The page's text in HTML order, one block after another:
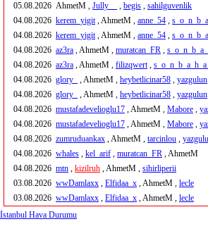
05.08.2026 AhmetM , Jully__ , begis , sahilguvenlik
04.08.2026 kerem_yigit, AhmetM , anne_54 ,
04.08.2026 kerem_yigit, AhmetM , anne_54 ,
04.08.2026 az3ra , AhmetM , muratcan_FR ,
04.08.2026 az3ra , AhmetM , filizqwert,
04.08.2026 glory_ , AhmetM , heybetlicinar58 , yazgulun
04.08.2026 glory_ , AhmetM , heybetlicinar58 , yazgulun
04.08.2026 mustafadevelioglu17 , AhmetM , Mabore ,
04.08.2026 mustafadevelioglu17 , AhmetM , Mabore ,
04.08.2026 zumruduankax , AhmetM , tarcinlou ,
04.08.2026 whales , kel_arif , muratcan_FR , AhmetM
04.08.2026 mtn , kizilruh , AhmetM , sihirliperii
03.08.2026 wwDamlaxx , Elfidaa_x , AhmetM , lecle
03.08.2026 wwDamlaxx , Elfidaa_x , AhmetM , lecle
İstanbul Hava Durumu